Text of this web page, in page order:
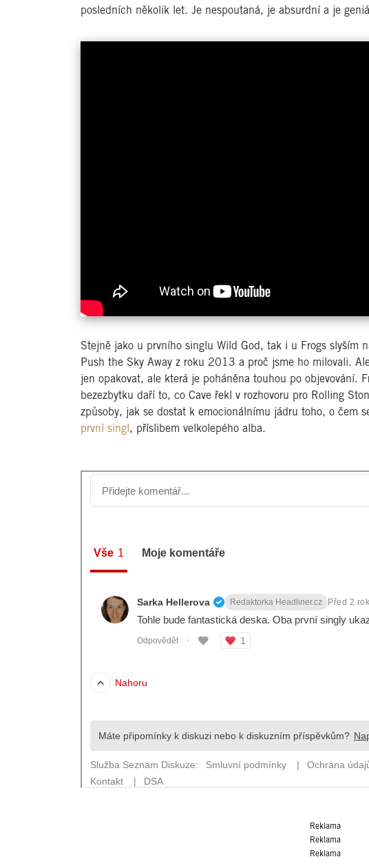
posledních několik let. Je nespoutaná, je absurdní a je
Stejně jako u prvního singlu Wild God, tak i u Frogs slyším
Push the Sky Away z roku 2013 a proč jsme ho milovali.
jen opakovat, ale která je poháněna touhou po objevování.
bezezbytku daří to, co Cave řekl v rozhovoru pro Rolling
způsoby, jak se dostat k emocionálnímu jádru toho, o čem
první singl , příslibem velkolepého alba.
Reklama
Reklama
Reklama